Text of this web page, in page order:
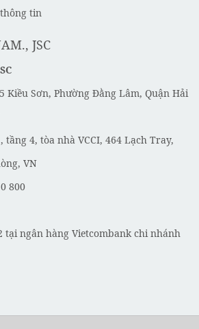
tin
JSC
Kiều Sơn, Phường Đằng Lâm, Quận Hải
tầng 4, tòa nhà VCCI, 464 Lạch Tray,
VN
800
tại ngân hàng Vietcombank chi nhánh